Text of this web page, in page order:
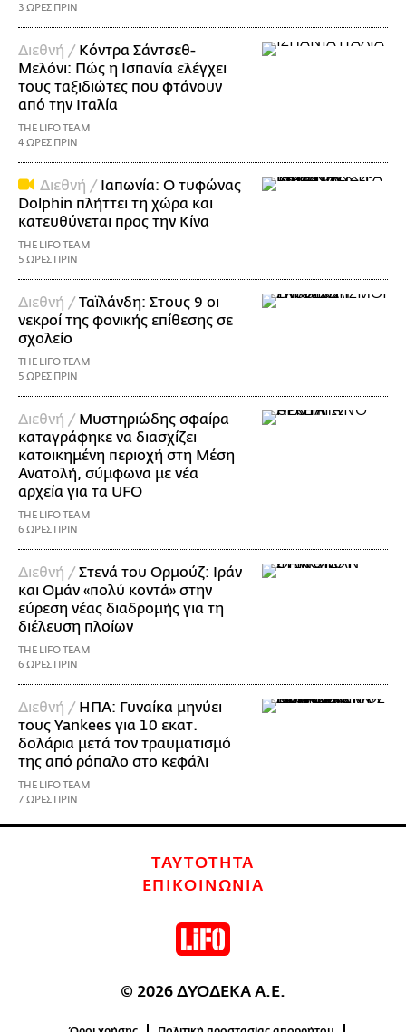
3 ΩΡΕΣ ΠΡΙΝ
Διεθνή / Κόντρα Σάντσεθ-
Μελόνι: Πώς η Ισπανία ελέγχει
τους ταξιδιώτες που φτάνουν
από την Ιταλία
THE LIFO TEAM
4 ΩΡΕΣ ΠΡΙΝ
Διεθνή / Ιαπωνία: Ο τυφώνας
Dolphin πλήττει τη χώρα και
κατευθύνεται προς την Κίνα
THE LIFO TEAM
5 ΩΡΕΣ ΠΡΙΝ
Διεθνή /Ταϊλάνδη: Στους 9 οι
νεκροί της φονικής επίθεσης σε
σχολείο
THE LIFO TEAM
5 ΩΡΕΣ ΠΡΙΝ
Διεθνή / Μυστηριώδης σφαίρα
καταγράφηκε να διασχίζει
κατοικημένη περιοχή στη Μέση
Ανατολή, σύμφωνα με νέα
αρχεία για τα UFO
THE LIFO TEAM
6 ΩΡΕΣ ΠΡΙΝ
Διεθνή /Στενά του Ορμούζ: Ιράν
και Ομάν «πολύ κοντά» στην
εύρεση νέας διαδρομής για τη
διέλευση πλοίων
THE LIFO TEAM
6 ΩΡΕΣ ΠΡΙΝ
Διεθνή / ΗΠΑ: Γυναίκα μηνύει
τους Yankees για 10 εκατ.
δολάρια μετά τον τραυματισμό
της από ρόπαλο στο κεφάλι
THE LIFO TEAM
7 ΩΡΕΣ ΠΡΙΝ
ΤΑΥΤΟΤΗΤΑ
ΕΠΙΚΟΙΝΩΝΙΑ
© 2026 ΔΥΟΔΕΚΑ Α.Ε.